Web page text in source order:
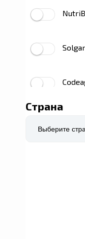
Женские
Женские
Solgar
Страна